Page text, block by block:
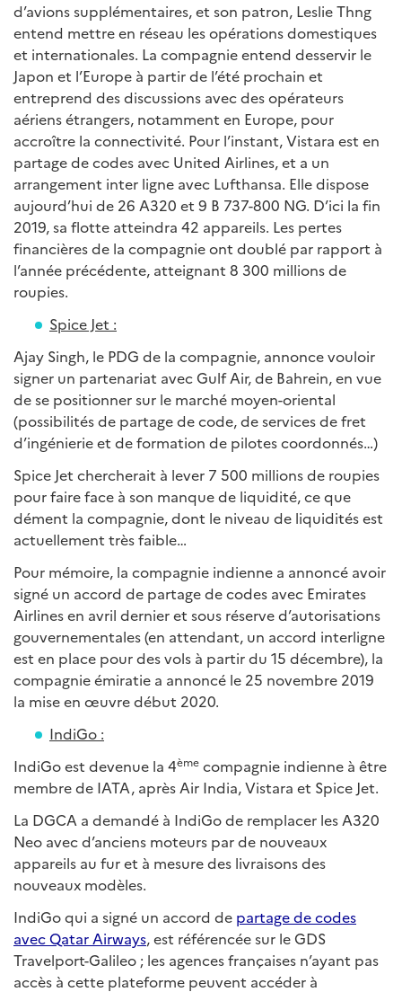
d’avions supplémentaires, et son patron, Leslie Thng
entend mettre en réseau les opérations domestiques
et internationales. La compagnie entend desservir le
Japon et l’Europe à partir de l’été prochain et
entreprend des discussions avec des opérateurs
aériens étrangers, notamment en Europe, pour
accroître la connectivité. Pour l’instant, Vistara est en
partage de codes avec United Airlines, et a un
arrangement inter ligne avec Lufthansa. Elle dispose
aujourd’hui de 26 A320 et 9 B 737-800 NG. D’ici la fin
2019, sa flotte atteindra 42 appareils. Les pertes
financières de la compagnie ont doublé par rapport à
l’année précédente, atteignant 8 300 millions de
roupies.
Spice Jet :
Ajay Singh, le PDG de la compagnie, annonce vouloir
signer un partenariat avec Gulf Air, de Bahrein, en vue
de se positionner sur le marché moyen-oriental
(possibilités de partage de code, de services de fret
d’ingénierie et de formation de pilotes coordonnés…)
Spice Jet chercherait à lever 7 500 millions de roupies
pour faire face à son manque de liquidité, ce que
dément la compagnie, dont le niveau de liquidités est
actuellement très faible…
Pour mémoire, la compagnie indienne a annoncé avoir
signé un accord de partage de codes avec Emirates
Airlines en avril dernier et sous réserve d’autorisations
gouvernementales (en attendant, un accord interligne
est en place pour des vols à partir du 15 décembre), la
compagnie émiratie a annoncé le 25 novembre 2019
la mise en œuvre début 2020.
IndiGo :
IndiGo est devenue la 4ème compagnie indienne à être
membre de IATA, après Air India, Vistara et Spice Jet.
La DGCA a demandé à IndiGo de remplacer les A320
Neo avec d’anciens moteurs par de nouveaux
appareils au fur et à mesure des livraisons des
nouveaux modèles.
IndiGo qui a signé un accord de partage de codes
avec Qatar Airways, est référencée sur le GDS
Travelport-Galileo ; les agences françaises n’ayant pas
accès à cette plateforme peuvent accéder à